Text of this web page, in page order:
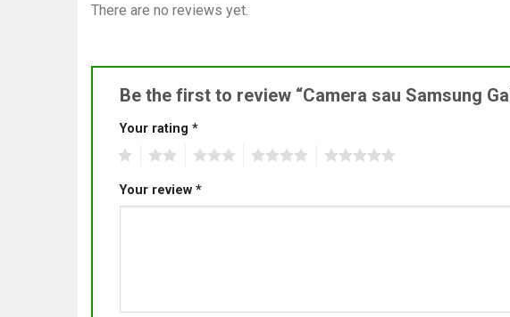
There are no reviews yet.
Be the first to review “Camera sau Samsung
Your rating *
Your review *